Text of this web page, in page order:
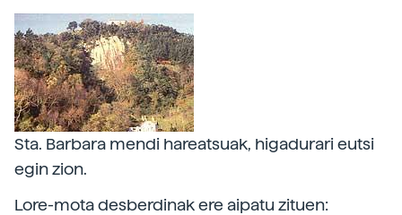
Sta. Barbara mendi hareatsuak, higadurari eutsi
egin zion.
Lore-mota desberdinak ere aipatu zituen: